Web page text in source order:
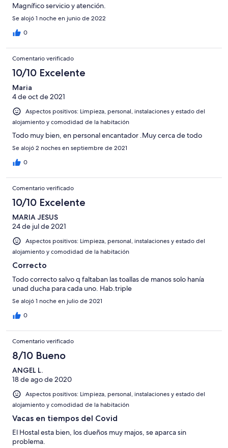
Magnífico servicio y atención.
Se alojó 1 noche en junio de 2022
0
Comentario verificado
10/10 Excelente
Maria
4 de oct de 2021
Aspectos positivos: Limpieza, personal, instalaciones y estado del
alojamiento y comodidad de la habitación
Todo muy bien, en personal encantador .Muy cerca de todo
Se alojó 2 noches en septiembre de 2021
0
Comentario verificado
10/10 Excelente
MARIA JESUS
24 de jul de 2021
Aspectos positivos: Limpieza, personal, instalaciones y estado del
alojamiento y comodidad de la habitación
Correcto
Todo correcto salvo q faltaban las toallas de manos solo hanía
unad ducha para cada uno. Hab.triple
Se alojó 1 noche en julio de 2021
0
Comentario verificado
8/10 Bueno
ANGEL L.
18 de ago de 2020
Aspectos positivos: Limpieza, personal, instalaciones y estado del
alojamiento y comodidad de la habitación
Vacas en tiempos del Covid
El Hostal esta bien, los dueños muy majos, se aparca sin
problema.